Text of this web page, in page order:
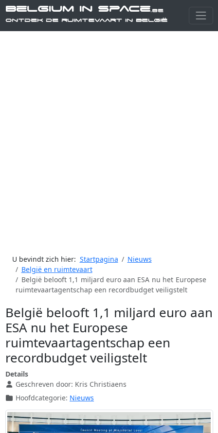
Belgium in Space.be
Ontdek de ruimtevaart in België
U bevindt zich hier: Startpagina
Nieuws
België en ruimtevaart
België belooft 1,1 miljard euro aan ESA nu het Europese
ruimtevaartagentschap een recordbudget veiligstelt
België belooft 1,1 miljard euro aan
ESA nu het Europese
ruimtevaartagentschap een
recordbudget veiligstelt
Details
Geschreven door: Kris Christiaens
Hoofdcategorie: Nieuws